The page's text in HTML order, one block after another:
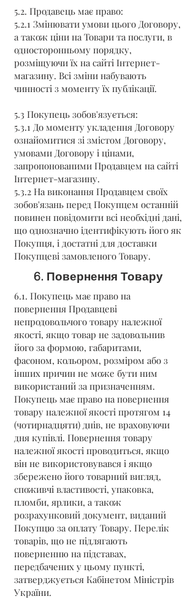
5.2. Продавець має право:
5.2.1 Змінювати умови цього Договору,
а також ціни на Товари та послуги, в
односторонньому порядку,
розміщуючи їх на сайті Інтернет-
магазину. Всі зміни набувають
чинності з моменту їх публікації.
5.3 Покупець зобов'язується:
5.3.1 До моменту укладення Договору
ознайомитися зі змістом Договору,
умовами Договору і цінами,
запропонованими Продавцем на сайті
Інтернет-магазину.
5.3.2 На виконання Продавцем своїх
зобов'язань перед Покупцем останній
повинен повідомити всі необхідні дані,
що однозначно ідентифікують його як
Покупця, і достатні для доставки
Покупцеві замовленого Товару.
6. Повернення Товару
6.1. Покупець має право на
повернення Продавцеві
непродовольчого товару належної
якості, якщо товар не задовольнив
його за формою, габаритами,
фасоном, кольором, розміром або з
інших причин не може бути ним
використаний за призначенням.
Покупець має право на повернення
товару належної якості протягом 14
(чотирнадцяти) днів, не враховуючи
дня купівлі. Повернення товару
належної якості проводиться, якщо
він не використовувався і якщо
збережено його товарний вигляд,
споживчі властивості, упаковка,
пломби, ярлики, а також
розрахунковий документ, виданий
Покупцю за оплату Товару. Перелік
товарів, що не підлягають
поверненню на підставах,
передбачених у цьому пункті,
затверджується Кабінетом Міністрів
України.